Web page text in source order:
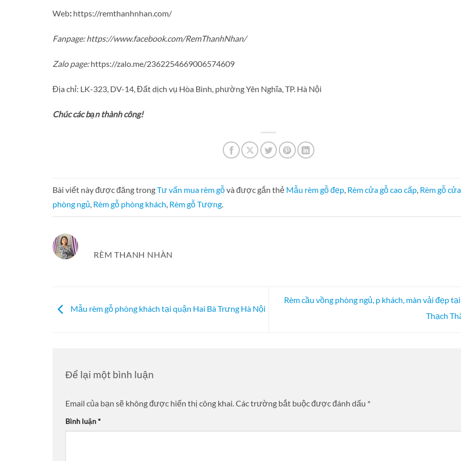
Web: https://remthanhnhan.com/
Fanpage: https://www.facebook.com/RemThanhNhan/
Zalo page:https://zalo.me/2362254669006574609
Địa chỉ: LK-323, DV-14, Đất dịch vụ Hòa Bình, phường Yên Nghĩa, TP. Hà Nội
Chúc các bạn thành công!
Bài viết này được đăng trongTư vấn mua rèm gỗvà được gắn thẻ Mẫu rèm gỗ đẹp Rèm cửa gỗ cao cấp Rèm gỗ
phòng ngủ Rèm gỗ phòng khách Rèm gỗ Tượng
RÈM THANH NHÀN
Mẫu rèm gỗ phòng khách tại quận Hai Bà Trưng Hà Nội
Rèm cầu vồng phòng ngủ, p khách, màn vải đẹp
Thạch
Để lại một bình luận
Email của bạn sẽ không được hiển thị công khai.Các trường bắt buộc được đánh dấu *
Bình luận*